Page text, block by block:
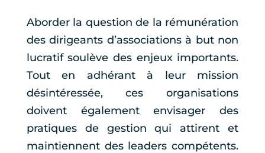
Aborder la question de la rémunération
des dirigeants d’associations à but non
lucratif soulève des enjeux importants.
Tout en adhérant à leur mission
désintéressée, ces organisations
doivent également envisager des
pratiques de gestion qui attirent et
maintiennent des leaders compétents.